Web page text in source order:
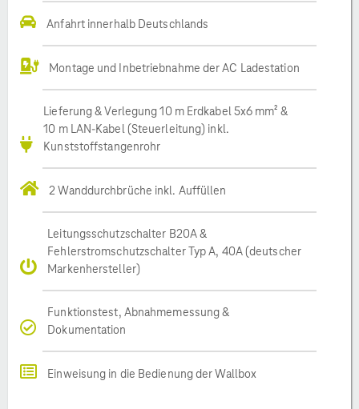
Anfahrt innerhalb Deutschlands
Montage und Inbetriebnahme der AC Ladestation
Lieferung & Verlegung 10 m Erdkabel 5x6 mm² &
10 m LAN-Kabel (Steuerleitung) inkl.
Kunststoffstangenrohr
2 Wanddurchbrüche inkl. Auffüllen
Leitungsschutzschalter B20A &
Fehlerstromschutzschalter Typ A, 40A (deutscher
Markenhersteller)
Funktionstest, Abnahmemessung &
Dokumentation
Einweisung in die Bedienung der Wallbox